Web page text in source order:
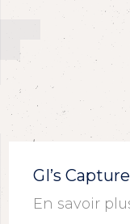
GI’s
En savoir